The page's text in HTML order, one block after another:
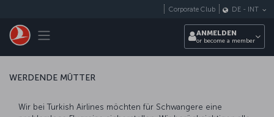
Toggle navigation
Corporate Club DE - INT
ANMELDEN
or become a member
WERDENDE MÜTTER
Wir bei Turkish Airlines möchten für Schwangere eine